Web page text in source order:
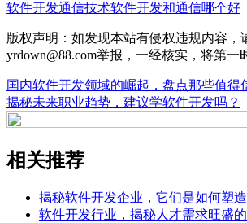
软件开发通信技术软件开发和通信哪个好
版权声明：如发现本站有侵权违规内容，
yrdown@88.com举报，一经核实，将第一
国内软件开发领域的崛起，盘点那些值得
揭秘未来职业趋势，建议学软件开发吗？
相关推荐
揭秘软件开发企业，它们是如何塑
软件开发行业，揭秘人才需求旺盛